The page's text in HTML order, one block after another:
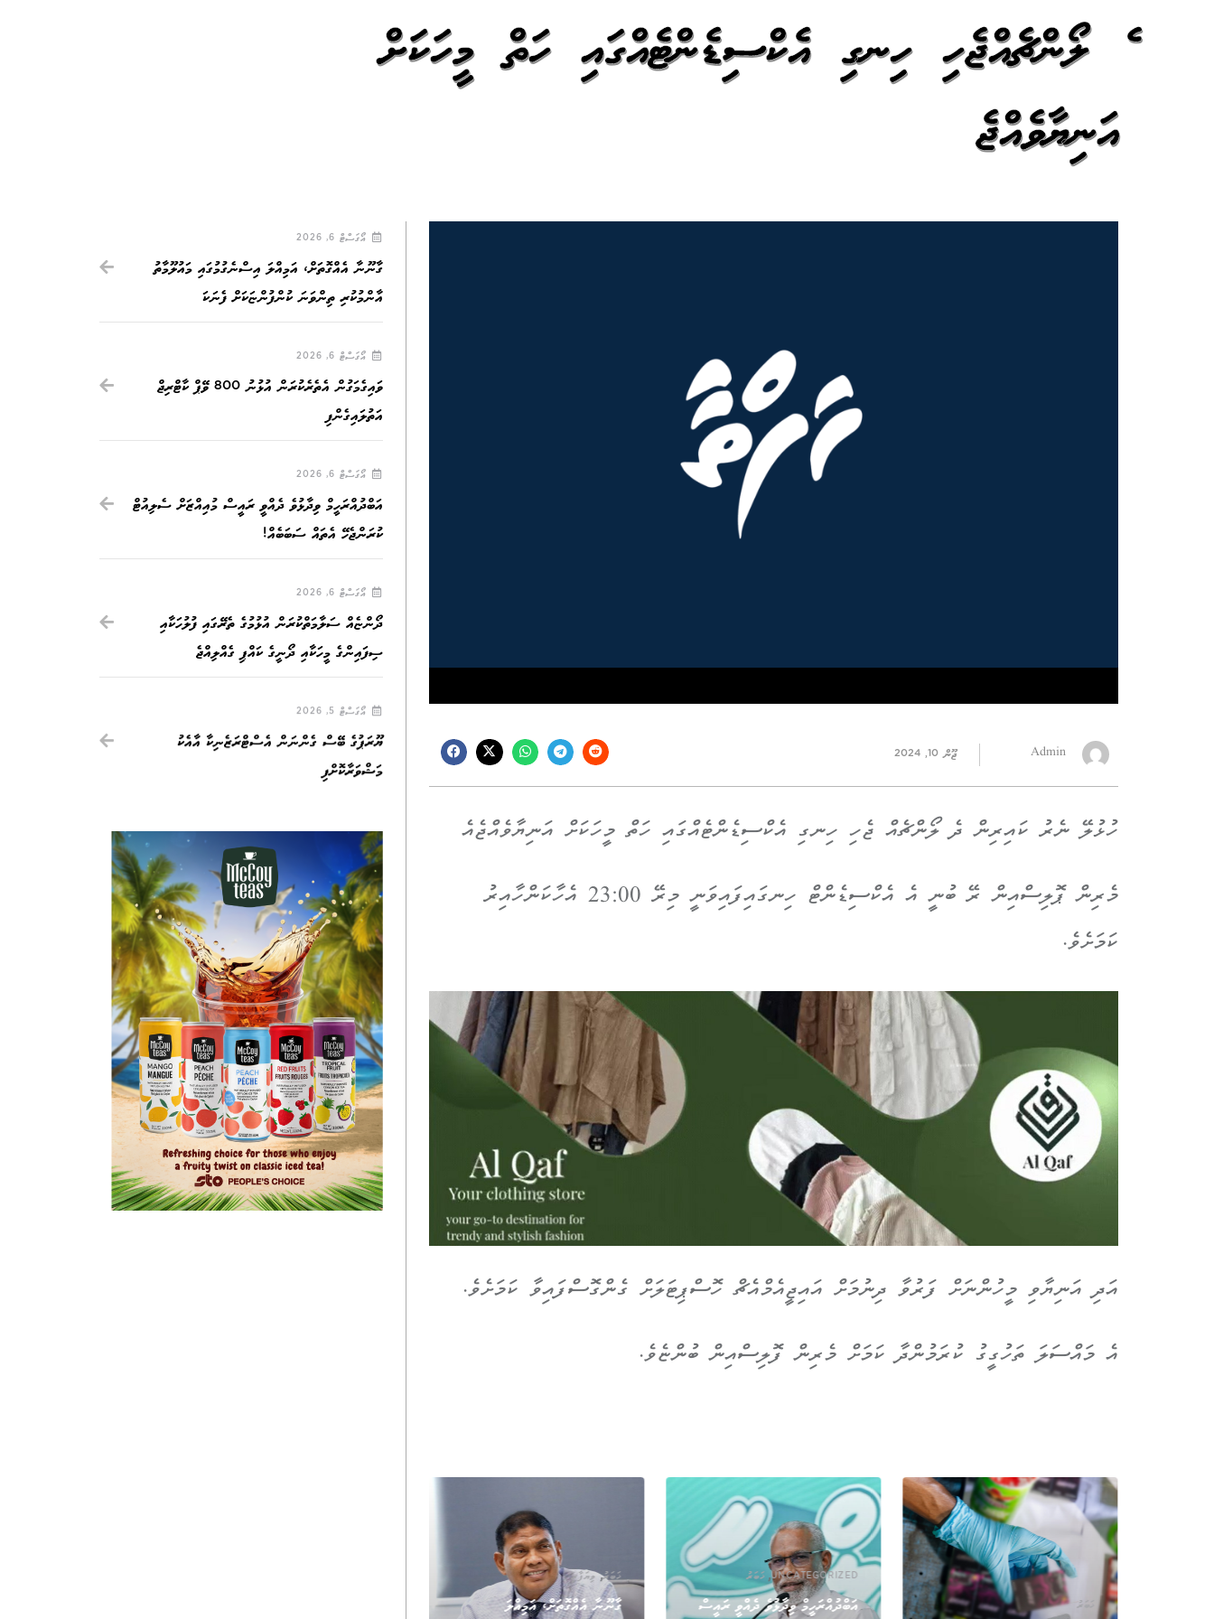
ދެ ލޯންޗެއްޖެހި ހިނގި އެކްސިޑެންޓެއްގައި ހަތް މީހަކަށް
އަނިޔާވެއްޖެ
Admin ޖޫން 10, 2024
ހުޅުލޭ ނެރު ކައިރިން ދެ ލޯންޗެއް ޖެހި ހިނގި އެކްސިޑެންޓެއްގައި ހަތް މީހަކަށް އަނިޔާވެއްޖެއެ
މެރިން ޕޮލިސްއިން ރޭ ބުނީ އެ އެކްސިޑެންޓް ހިނގައިފައިވަނީ މިރޭ 23:00 އެހާކަންހާއިރު
ކަމަށެވެ.
އަދި އަނިޔާވި މީހުންނަށް ފަރުވާ ދިނުމަށް އައިޖީއެމްއެޗް ހޮސްޕިޓަލަށް ގެންގޮސްފައިވާ ކަމަށެވެ.
އެ މައްސަލަ ތަހުގީގު ކުރަމުންދާ ކަމަށް މެރިން ފޮލިސްއިން ބުންޏެވެ.
ޚަބަރު
UNCATEGORIZED
,ޚަބަރު
އަބްދުއްރަހީމް ވިދާޅުވެ ދެއްވީ ރައީސް
ޚަބަރު,ވިޔަފާރި
ގާނޫނާ އެއްގޮތަށް، އަމިއްލަ
އޯގަސްޓް 6, 2026
ގާނޫނާ އެއްގޮތަށް، އަމިއްލަ އިސްނެގުމުގައި މައުލޫމާތު
އާންމުކުރި ތިންވަނަ ކުންފުންޏަކަށް ފެނަކަ
އޯގަސްޓް 6, 2026
ވައިގެމަގުން އެތެރެކުރަން އުޅުނު 800 ވޭޕް ކާޓްރިޖް
އަތުލައިގެންފި
އޯގަސްޓް 6, 2026
އަބްދުއްރަހީމް ވިދާޅުވެ ދެއްވީ ރައީސް މުއިއްޒަށް ސެލިއުޓް
ކުރަންޖެހޭ އެތައް ސަބަބެއް!
އޯގަސްޓް 6, 2026
ދޯންޏެއް ސަލާމަތްކުރަން އުޅުމުގެ ތެރޭގައި ފުލުހަކާއި
ސިފައިންގެ މީހަކާއި ދޯނީގެ ކައްޕި ގެއްލިއްޖެ
އޯގަސްޓް 5, 2026
ޔޫރަޕުގެ ބޭސް ގެންނަން އެސްޓްރަޒެނިކާ އާއެކު
މަޝްވަރާކޮށްފި